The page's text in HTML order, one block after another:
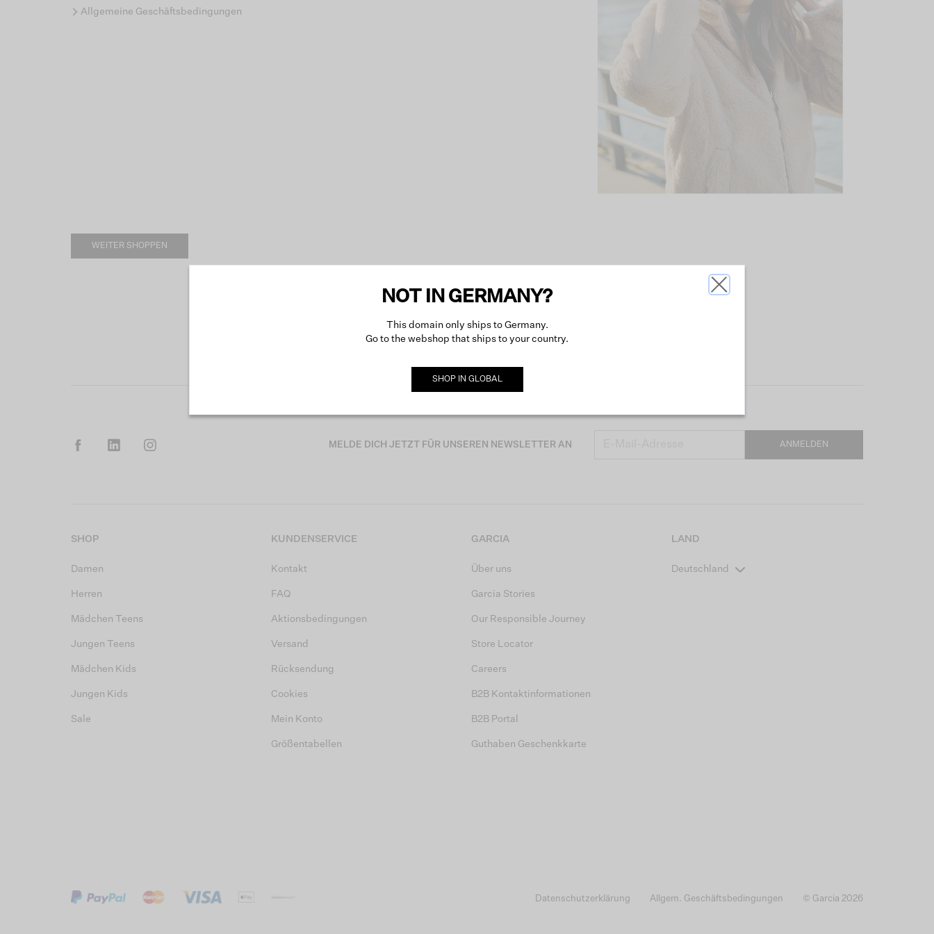
Allgemeine Geschäftsbedingungen
WEITER SHOPPEN
MELDE DICH JETZT FÜR UNSEREN NEWSLETTER AN ANMELDEN
SHOP
Damen
Herren
Mädchen Teens
Jungen Teens
Mädchen Kids
Jungen Kids
Sale
KUNDENSERVICE
Kontakt
FAQ
Aktionsbedingungen
Versand
Rücksendung
Cookies
Mein Konto
Größentabellen
GARCIA
Über uns
Garcia Stories
Our Responsible Journey
Store Locator
Careers
B2B Kontaktinformationen
B2B Portal
Guthaben Geschenkkarte
LAND
Deutschland
Datenschutzerklärung Allgem. Geschäftsbedingungen © Garcia 2026
NOT IN GERMANY?
This domain only ships to Germany.
Go to the webshop that ships to your country.
SHOP IN GLOBAL